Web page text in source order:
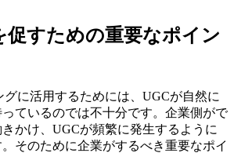
促すための重要なポイン
に活用するためには、UGCが自然に
ているのでは不十分です。企業側がで
かけ、UGCが頻繁に発生するように
そのために企業がするべき重要なポイ